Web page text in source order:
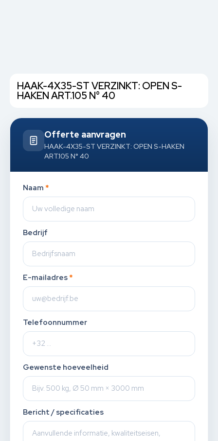
HAAK-4X35-ST VERZINKT: OPEN S-
HAKEN ART.105 N° 40
Offerte aanvragen
HAAK-4X35-ST VERZINKT: OPEN S-HAKEN
ART.105 N° 40
Naam *
Bedrijf
E-mailadres *
Telefoonnummer
Gewenste hoeveelheid
Bericht / specificaties